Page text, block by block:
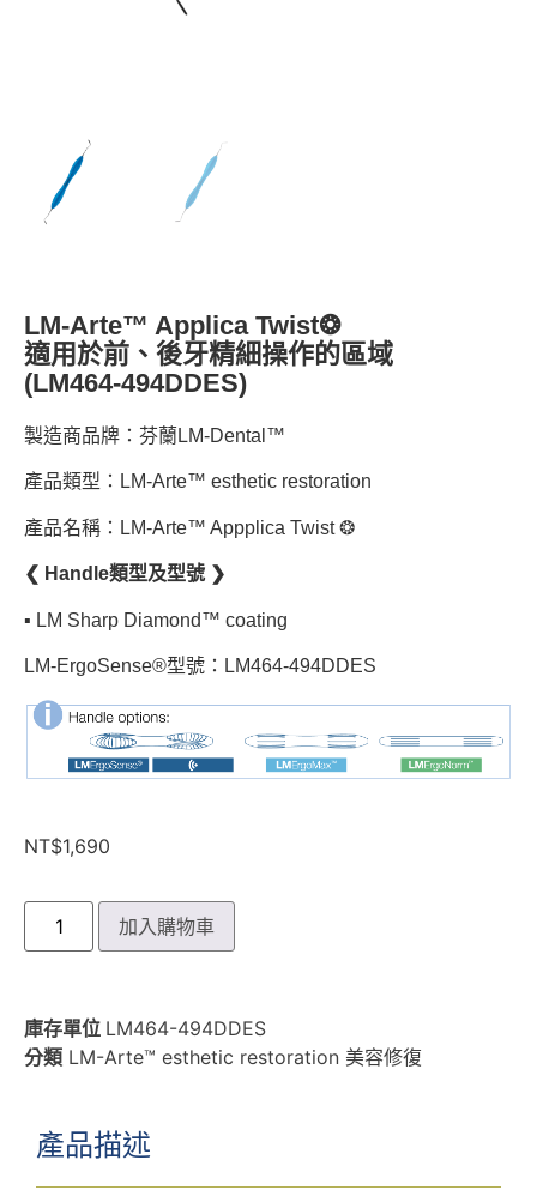
LM-Arte™ Applica Twist❂
適用於前、後牙精細操作的區域
(LM464-494DDES)
製造商品牌：芬蘭LM-Dental™
產品類型：LM-Arte™ esthetic restoration
產品名稱：LM-Arte™ Appplica Twist ❂
❮ Handle類型及型號 ❯
▪︎ LM Sharp Diamond™ coating
LM-ErgoSense®型號：LM464-494DDES
NT$1,690
加入購物車
庫存單位 LM464-494DDES
分類 LM-Arte™ esthetic restoration 美容修復
產品描述